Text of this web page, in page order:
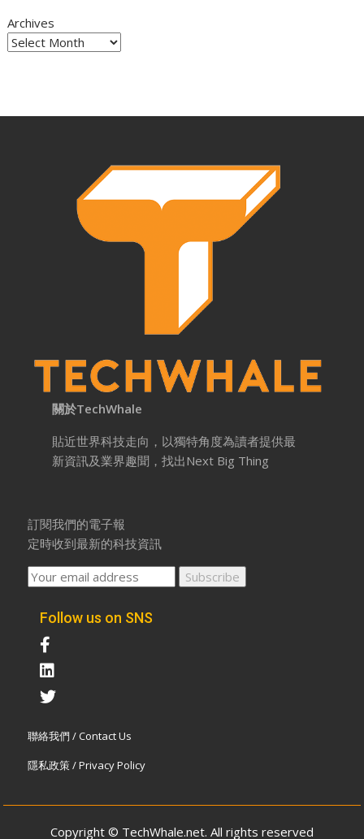
Archives
關於TechWhale
貼近世界科技走向，以獨特角度為讀者提供最
新資訊及業界趣聞，找出Next Big Thing
訂閱我們的電子報
定時收到最新的科技資訊
Follow us on SNS
聯絡我們 / Contact Us
隱私政策 / Privacy Policy
Copyright © TechWhale.net. All rights reserved